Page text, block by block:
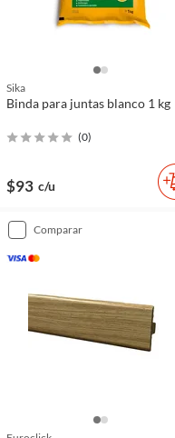
Sika
Binda para juntas blanco 1 kg
(0)
$93 c/u
comparar